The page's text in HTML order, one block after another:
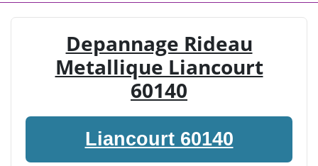
Depannage Rideau
Metallique Liancourt
60140
Liancourt 60140